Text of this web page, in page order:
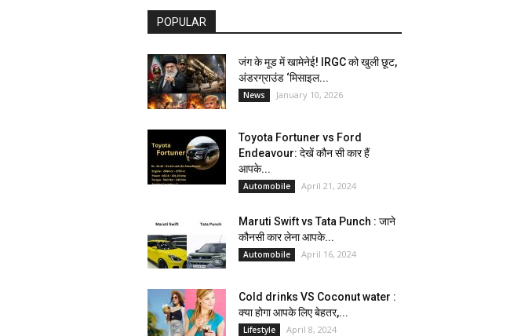
POPULAR
जंग के मूड में खामेनेई! IRGC को खुली छूट,
अंडरग्राउंड ‘मिसाइल...
News January 10, 2026
Toyota Fortuner vs Ford
Endeavour: देखें कौन सी कार हैं
आपके...
Automobile April 21, 2024
Maruti Swift vs Tata Punch : जाने
कौनसी कार लेना आपके...
Automobile April 16, 2024
Cold drinks VS Coconut water :
क्या होगा आपके लिए बेहतर,...
Lifestyle April 8, 2024